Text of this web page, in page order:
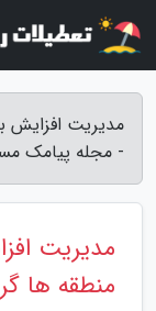
مدیریت افزایش
- مجله پیامک
مدیریت
منطقه ها